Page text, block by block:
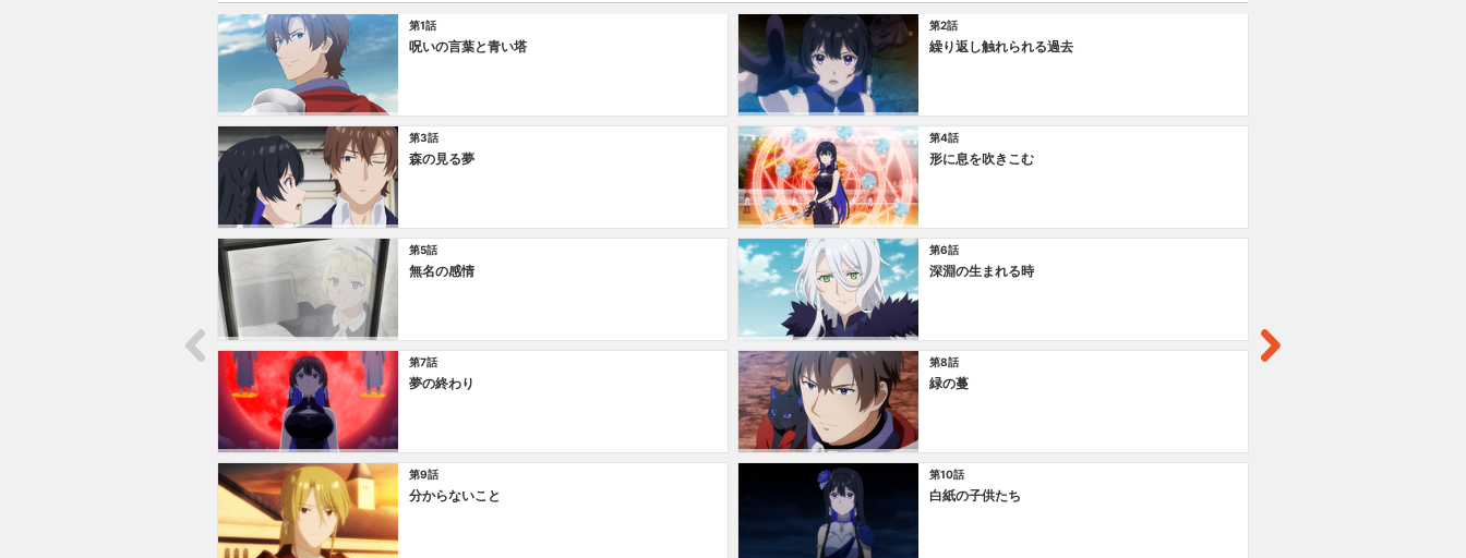
第1話
呪いの言葉と青い塔
第2話
繰り返し触れられる過去
第3話
森の見る夢
第4話
形に息を吹きこむ
第5話
無名の感情
第6話
深淵の生まれる時
第7話
夢の終わり
第8話
緑の蔓
第9話
分からないこと
第10話
白紙の子供たち